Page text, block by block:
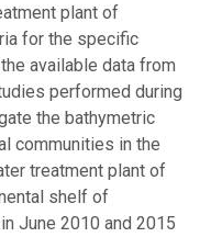
plant of
for the specific
available data from
performed during
the bathymetric
communities in the
treatment plant of
shelf of
June 2010 and 2015